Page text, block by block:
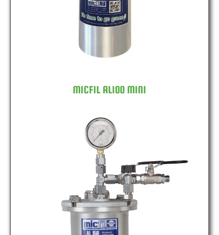
MICFIL AL100 MINI
MICFIL AL150